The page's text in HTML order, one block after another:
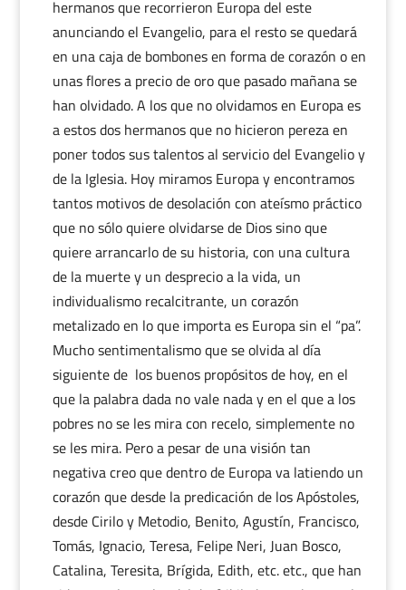
hermanos que recorrieron Europa del este
anunciando el Evangelio, para el resto se quedará
en una caja de bombones en forma de corazón o en
unas flores a precio de oro que pasado mañana se
han olvidado. A los que no olvidamos en Europa es
a estos dos hermanos que no hicieron pereza en
poner todos sus talentos al servicio del Evangelio y
de la Iglesia. Hoy miramos Europa y encontramos
tantos motivos de desolación con ateísmo práctico
que no sólo quiere olvidarse de Dios sino que
quiere arrancarlo de su historia, con una cultura
de la muerte y un desprecio a la vida, un
individualismo recalcitrante, un corazón
metalizado en lo que importa es Europa sin el “pa”.
Mucho sentimentalismo que se olvida al día
siguiente de los buenos propósitos de hoy, en el
que la palabra dada no vale nada y en el que a los
pobres no se les mira con recelo, simplemente no
se les mira. Pero a pesar de una visión tan
negativa creo que dentro de Europa va latiendo un
corazón que desde la predicación de los Apóstoles,
desde Cirilo y Metodio, Benito, Agustín, Francisco,
Tomás, Ignacio, Teresa, Felipe Neri, Juan Bosco,
Catalina, Teresita, Brígida, Edith, etc. etc., que han